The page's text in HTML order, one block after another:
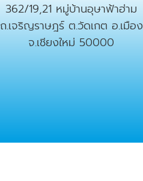
362/19,21 หมู่บ้านอุษาฟ้าฮ่าม
ถ.เจริญราษฎร์ ต.วัดเกต อ.เมือง
จ.เชียงใหม่ 50000